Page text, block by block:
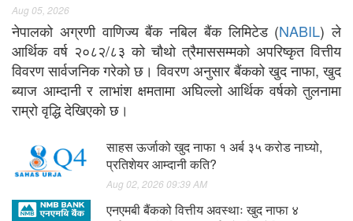
Aug 05, 2026
नेपालको अग्रणी वाणिज्य बैंक नबिल बैंक लिमिटेड (NABIL) ले
आर्थिक वर्ष २०८२/८३ को चौथो त्रैमाससम्मको अपरिष्कृत वित्तीय
विवरण सार्वजनिक गरेको छ। विवरण अनुसार बैंकको खुद नाफा, खुद
ब्याज आम्दानी र लाभांश क्षमतामा अघिल्लो आर्थिक वर्षको तुलनामा
राम्रो वृद्धि देखिएको छ।
साहस ऊर्जाको खुद नाफा १ अर्ब ३५ करोड नाघ्यो,
प्रतिशेयर आम्दानी कति?
Aug 02, 2026 09:39 AM
एनएमबी बैंकको वित्तीय अवस्थाः खुद नाफा ४